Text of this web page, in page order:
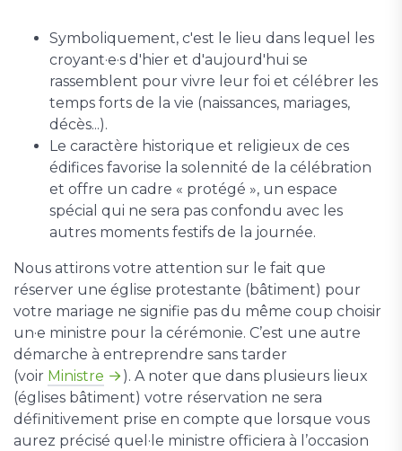
Symboliquement, c'est le lieu dans lequel les
croyant·e·s d'hier et d'aujourd'hui se
rassemblent pour vivre leur foi et célébrer les
temps forts de la vie (naissances, mariages,
décès...).
Le caractère historique et religieux de ces
édifices favorise la solennité de la célébration
et offre un cadre « protégé », un espace
spécial qui ne sera pas confondu avec les
autres moments festifs de la journée.
Nous attirons votre attention sur le fait que
réserver une église protestante (bâtiment) pour
votre mariage ne signifie pas du même coup choisir
un·e ministre pour la cérémonie. C’est une autre
démarche à entreprendre sans tarder
(voir Ministre
). A noter que dans plusieurs lieux
(églises bâtiment) votre réservation ne sera
définitivement prise en compte que lorsque vous
aurez précisé quel·le ministre officiera à l’occasion